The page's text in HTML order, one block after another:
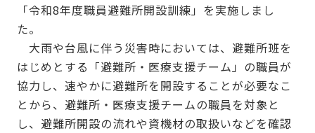
「令和8年度職員避難所開設訓練」を実施しまし
た。
大雨や台風に伴う災害時においては、避難所班を
はじめとする「避難所・医療支援チーム」の職員が
協力し、速やかに避難所を開設することが必要なこ
とから、避難所・医療支援チームの職員を対象と
し、避難所開設の流れや資機材の取扱いなどを確認